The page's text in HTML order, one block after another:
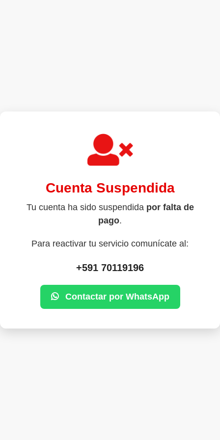
Cuenta Suspendida
Tu cuenta ha sido suspendida por falta de
pago.
Para reactivar tu servicio comunícate al:
+591 70119196
Contactar por WhatsApp